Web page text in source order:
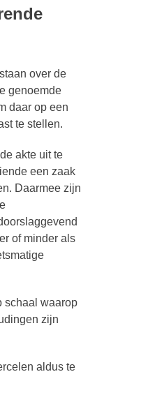
over de
genoemde
daar op een
te stellen.
akte uit te
een zaak
Daarmee zijn
of minder als
schaal waarop
zijn
aldus te